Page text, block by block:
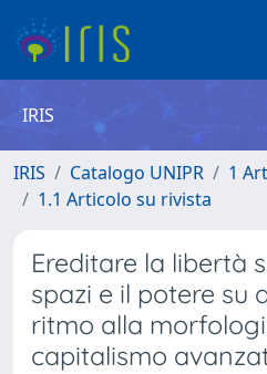
IRIS
IRIS Catalogo UNIPR
1
1.1 Articolo su rivista
Ereditare la libertà
spazi e il potere su
ritmo alla
capitalismo